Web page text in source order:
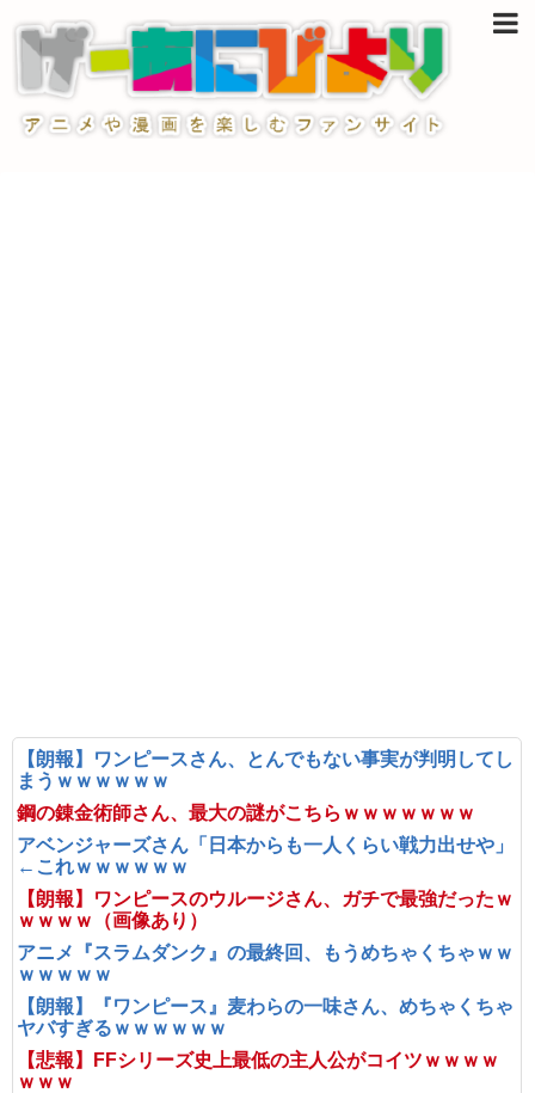
【朗報】ワンピースさん、とんでもない事実が判明してし
まうｗｗｗｗｗｗ
鋼の錬金術師さん、最大の謎がこちらｗｗｗｗｗｗｗ
アベンジャーズさん「日本からも一人くらい戦力出せや」
←これｗｗｗｗｗｗ
【朗報】ワンピースのウルージさん、ガチで最強だったｗ
ｗｗｗｗ（画像あり）
アニメ『スラムダンク』の最終回、もうめちゃくちゃｗｗ
ｗｗｗｗｗ
【朗報】『ワンピース』麦わらの一味さん、めちゃくちゃ
ヤバすぎるｗｗｗｗｗｗ
【悲報】FFシリーズ史上最低の主人公がコイツｗｗｗｗ
ｗｗｗ